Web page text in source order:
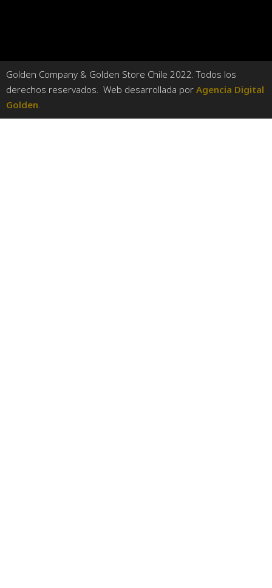
Golden Company & Golden Store Chile 2022. Todos los
derechos reservados. Web desarrollada por Agencia Digital
Golden